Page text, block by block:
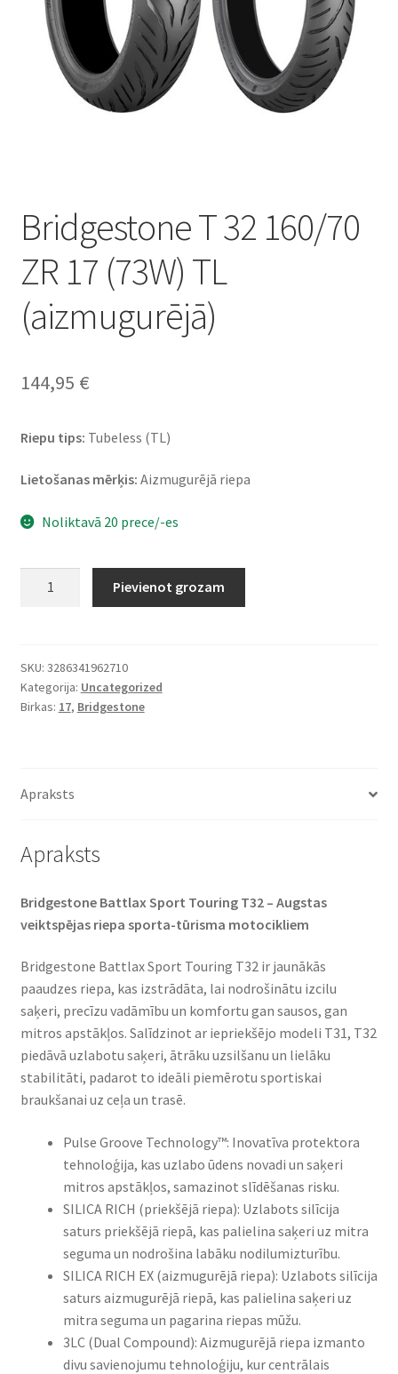
Bridgestone T 32 160/70
ZR 17 (73W) TL
(aizmugurējā)
144,95 €
Riepu tips: Tubeless (TL)
Lietošanas mērķis: Aizmugurējā riepa
Noliktavā 20 prece/-es
ZR
17
(73W)
Pievienot grozam
SKU: 3286341962710
Kategorija: Uncategorized
Birkas: 17, Bridgestone
Apraksts
Apraksts
Bridgestone Battlax Sport Touring T32 – Augstas
veiktspējas riepa sporta-tūrisma motocikliem​
Bridgestone Battlax Sport Touring T32 ir jaunākās
paaudzes riepa, kas izstrādāta, lai nodrošinātu izcilu
saķeri, precīzu vadāmību un komfortu gan sausos, gan
mitros apstākļos. Salīdzinot ar iepriekšējo modeli T31, T32
piedāvā uzlabotu saķeri, ātrāku uzsilšanu un lielāku
stabilitāti, padarot to ideāli piemērotu sportiskai
braukšanai uz ceļa un trasē.​
Pulse Groove Technology™: Inovatīva protektora
tehnoloģija, kas uzlabo ūdens novadi un saķeri
mitros apstākļos, samazinot slīdēšanas risku.​
SILICA RICH (priekšējā riepa): Uzlabots silīcija
saturs priekšējā riepā, kas palielina saķeri uz mitra
seguma un nodrošina labāku nodilumizturību.​
SILICA RICH EX (aizmugurējā riepa): Uzlabots silīcija
saturs aizmugurējā riepā, kas palielina saķeri uz
mitra seguma un pagarina riepas mūžu.​
3LC (Dual Compound): Aizmugurējā riepa izmanto
divu savienojumu tehnoloģiju, kur centrālais